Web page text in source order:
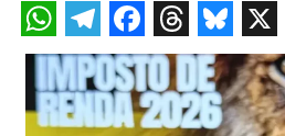
W
h
a
T
e
l
F
a
c
T
h
r
B
l
u
X